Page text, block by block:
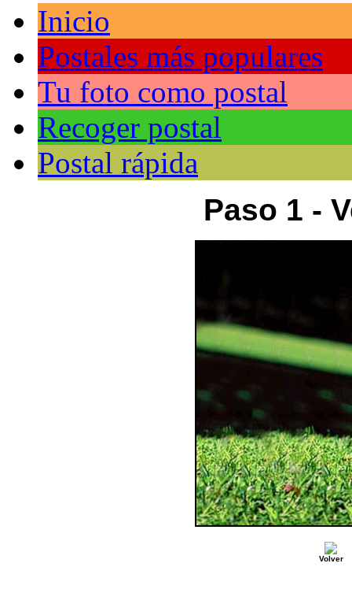
Inicio
Postales más populares
Tu foto como postal
Recoger postal
Postal rápida
Paso 1 -
Volver